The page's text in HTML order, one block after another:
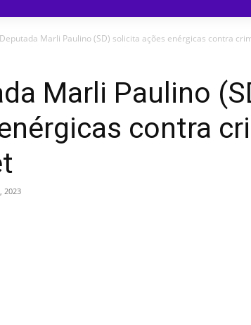
Deputada Marli Paulino (SD) solicita ações enérgicas contra
Marli Paulino
contra
2023